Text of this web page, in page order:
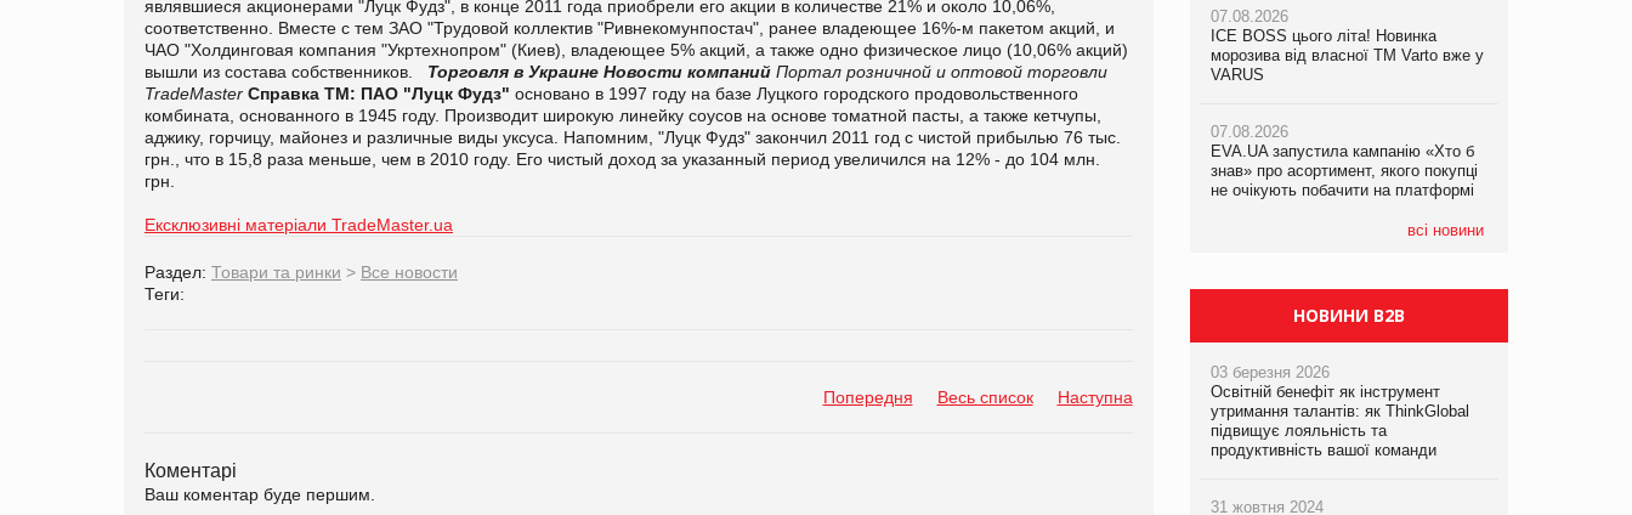
являвшиеся акционерами "Луцк Фудз", в конце 2011 года приобрели его акции в количестве 21% и около 10,06%,
соответственно. Вместе с тем ЗАО "Трудовой коллектив "Ривнекомунпостач", ранее владеющее 16%-м пакетом акций, и
ЧАО "Холдинговая компания "Укртехнопром" (Киев), владеющее 5% акций, а также одно физическое лицо (10,06% акций)
вышли из состава собственников.
Торговля в Украине Новости компаний Портал розничной и оптовой торговли
TradeMaster Справка ТМ: ПАО "Луцк Фудз" основано в 1997 году на базе Луцкого городского продовольственного
комбината, основанного в 1945 году. Производит широкую линейку соусов на основе томатной пасты, а также кетчупы,
аджику, горчицу, майонез и различные виды уксуса.
Напомним, "Луцк Фудз" закончил 2011 год с чистой прибылью 76 тыс.
грн., что в 15,8 раза меньше, чем в 2010 году. Его чистый доход за указанный период увеличился на 12% - до 104 млн.
грн.
Ексклюзивні матеріали TradeMaster.ua
Раздел: Товари та ринки > Все новости
Теги:
Попередня Весь список Наступна
Коментарі
Ваш коментар буде першим.
07.08.2026
ICE BOSS цього літа! Новинка
морозива від власної ТМ Varto вже у
VARUS
07.08.2026
EVA.UA запустила кампанію «Хто б
знав» про асортимент, якого покупці
не очікують побачити на платформі
всі новини
07.08.2026
ICE BOSS цього літа! Новинка
морозива від власної ТМ Varto вже у
VARUS
07.08.2026
EVA.UA запустила кампанію «Хто б
знав» про асортимент, якого покупці
не очікують побачити на платформі
07.08.2026
Франція заборонила рекламні дзвінки
НОВИНИ B2B
03 березня 2026
Освітній бенефіт як інструмент
утримання талантів: як ThinkGlobal
підвищує лояльність та
продуктивність вашої команди
31 жовтня 2024